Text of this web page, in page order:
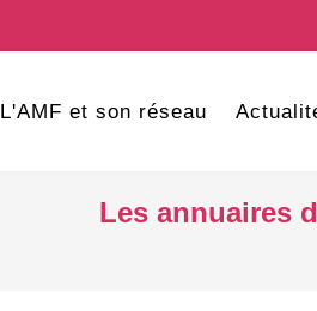
L'AMF et son réseau
Les annuaires